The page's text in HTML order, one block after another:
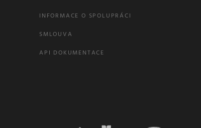
INFORMACE O SPOLUPRÁCI
SMLOUVA
API DOKUMENTACE